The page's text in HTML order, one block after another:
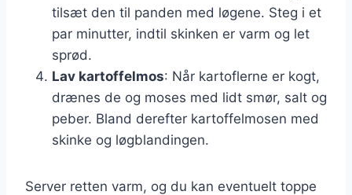
tilsæt den til panden med løgene. Steg i et
par minutter, indtil skinken er varm og let
sprød.
Lav kartoffelmos: Når kartoflerne er kogt,
drænes de og moses med lidt smør, salt og
peber. Bland derefter kartoffelmosen med
skinke og løgblandingen.
Server retten varm, og du kan eventuelt toppe